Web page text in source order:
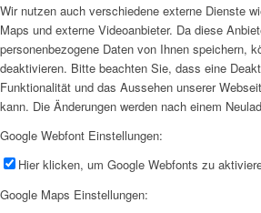
Wir nutzen auch verschiedene externe Dienste
Maps und externe Videoanbieter. Da diese
personenbezogene Daten von Ihnen speichern,
deaktivieren. Bitte beachten Sie, dass eine
Funktionalität und das Aussehen unserer
kann. Die Änderungen werden nach einem
Google Webfont Einstellungen:
Hier klicken, um Google Webfonts zu
Google Maps Einstellungen: